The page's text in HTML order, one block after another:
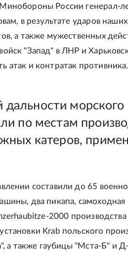
России генерал-
в результате ударов наших
а также мужественных
"Запад" в ЛНР и
и контратак противника.
морского
по местам
катеров,
составили до 65
два пикапа, самоходная
2000
Krab польского
а также гаубицы "Мста-Б" и